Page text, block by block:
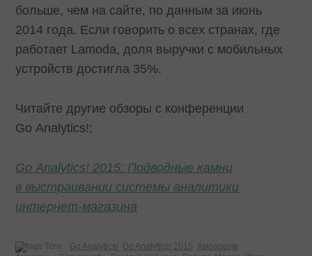
больше, чем на сайте, по данным за июнь
2014 года. Если говорить о всех странах, где
работает Lamoda, доля выручки с мобильных
устройств достигла 35%.
Читайте другие обзоры с конференции
Go Analytics!:
Go Analytics! 2015: Подводные камни
в выстраивании системы аналитики
интернет-магазина
Теги: Go Analytics! Go Analytics! 2015 Амбарцум